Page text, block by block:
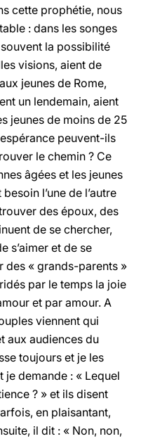
cette prophétie, nous
: dans les songes
la possibilité
visions, aient de
jeunes de Rome,
un lendemain, aient
jeunes de moins de 25
peuvent-ils
le chemin ? Ce
âgées et les jeunes
l’une de l’autre
des époux, des
de se chercher,
s’aimer et de se
des « grands-parents »
par le temps la joie
et par amour. A
viennent qui
aux audiences du
toujours et je les
demande : « Lequel
? » et ils disent
en plaisantant,
il dit : « Non, non,